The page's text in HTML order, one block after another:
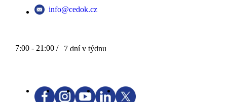
info@cedok.cz
7:00 - 21:00 / 7 dní v týdnu